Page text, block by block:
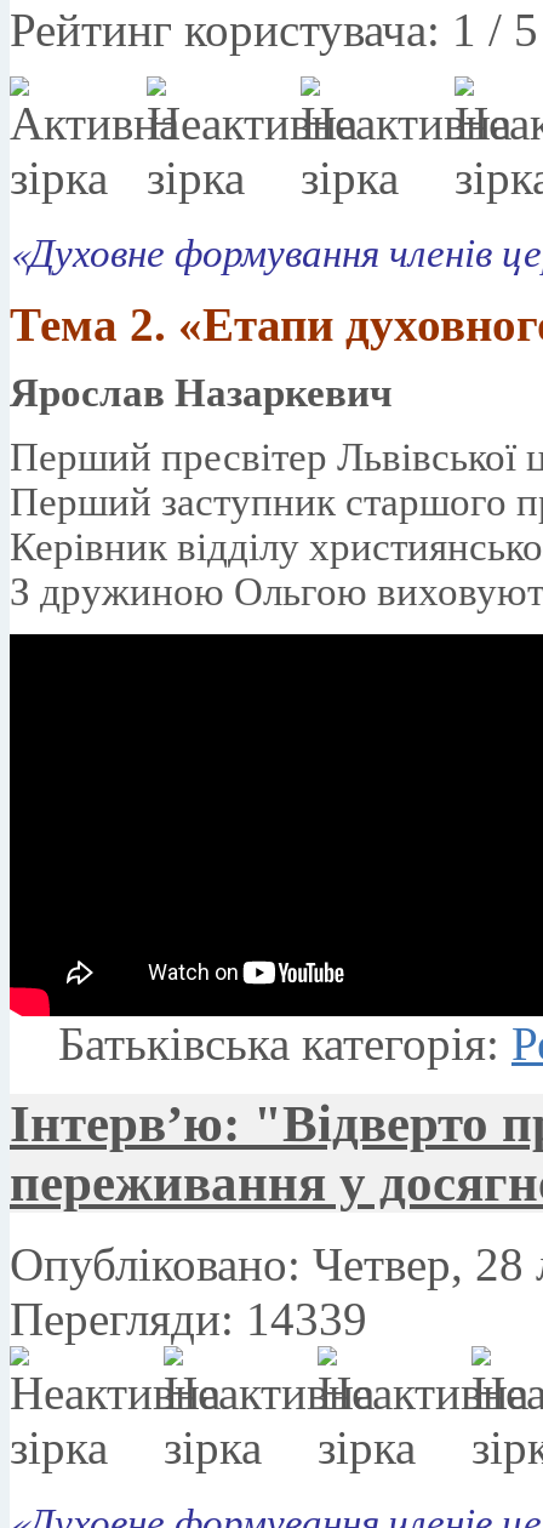
Рейтинг користувача: 1 / 5
«Духовне формування членів
Тема 2. «Eтапи
Ярослав Назаркевич
Перший пресвітер Львівської
Перший заступник старшого
Керівник відділу
З дружиною Ольгою
Батьківська категорія:
Інтерв’ю: "Відверто
переживання у
Опубліковано: Четвер,
Перегляди: 14339